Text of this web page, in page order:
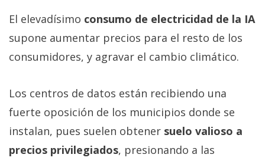
El elevadísimo consumo de electricidad de la IA
supone aumentar precios para el resto de los
consumidores, y agravar el cambio climático.
Los centros de datos están recibiendo una
fuerte oposición de los municipios donde se
instalan, pues suelen obtener suelo valioso a
precios privilegiados, presionando a las